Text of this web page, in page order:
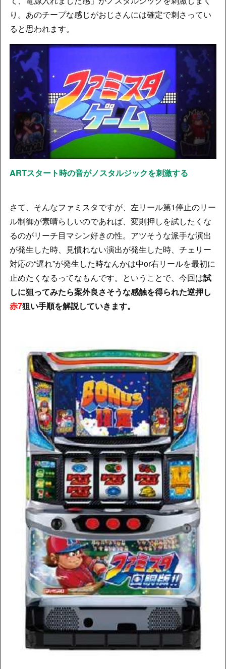
り。あのチープな感じがおじさんには確定で刺さってい
ると思われます。
ARTスタート時の音がノスタルジックを刺激する
さて、そんなファミスタですが、左リール第1停止のリー
ル制御が素晴らしいのであれば、変則押しを試したくな
るのがリーチ目マシン好きの性。アツそうな派手な演出
が発生した時、見慣れない演出が発生した時、チェリー
対応の“遅れ”が発生した時なんかは中or右リールを最初に
止めたくなるってなもんです。ということで、今回は試
しに狙ってみたら案外良さそうな感触を得られた逆押し
赤7狙い手順を解説していきます。